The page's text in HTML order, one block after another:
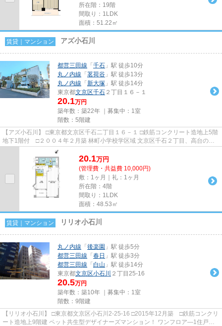
所在階：19階
間取り：1LDK
面積：51.22㎡
賃貸｜マンション アズ小石川
都営三田線 「 千石 」駅 徒歩10分
丸ノ内線 「 茗荷谷 」駅 徒歩13分
丸ノ内線 「 新大塚 」駅 徒歩14分
東京都文京区千石 ２丁目１６－１
20.1万円
築年数：築22年 ｜募集中： 1室
階数：5階建
【アズ小石川】 □東京都文京区千石二丁目１６－１ □鉄筋コンクリート造地上5階
地下1階付 □２００４年２月築 林町小学校学区域 文京区千石２丁目、高台の閑
静な住宅街に佇む低層の賃...
20.1万円
(管理費・共益費 10,000円)
敷：1ヶ月｜礼：1ヶ月
所在階：4階
間取り：1LDK
面積：48.53㎡
賃貸｜マンション リリオ小石川
丸ノ内線 「 後楽園 」駅 徒歩5分
都営三田線 「 春日 」駅 徒歩3分
都営三田線 「 白山 」駅 徒歩14分
東京都文京区小石川 ２丁目25-16
20.5万円
築年数：築10年 ｜募集中： 1室
階数：9階建
【リリオ小石川】 □東京都文京区小石川2-25-16 □2015年12月築 □鉄筋コンクリ
ート造地上9階建 ペット共生型デザイナーズマンション！ ワンフロア―1住戸！